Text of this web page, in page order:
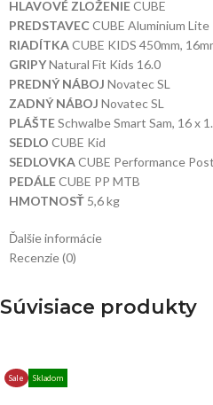
HLAVOVÉ ZLOŽENIECUBE
PREDSTAVEC CUBE Aluminium Lite
RIADÍTKACUBE KIDS 450mm,
GRIPYNatural Fit Kids 16.0
PREDNÝ NÁBOJ Novatec SL
ZADNÝ NÁBOJ Novatec SL
PLÁŠTESchwalbe Smart Sam, 16 x
SEDLO CUBE Kid
SEDLOVKACUBE Performance
PEDÁLECUBE PP MTB
HMOTNOSŤ 5,6 kg
Ďalšie informácie
Recenzie (0)
Súvisiace produkty
Sale Skladom